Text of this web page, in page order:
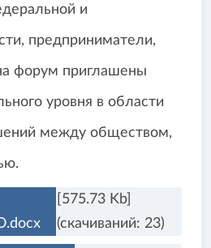
и
предприниматели,
форум приглашены
уровня в области
между обществом,
[575.73 Kb]
(cкачиваний: 23)